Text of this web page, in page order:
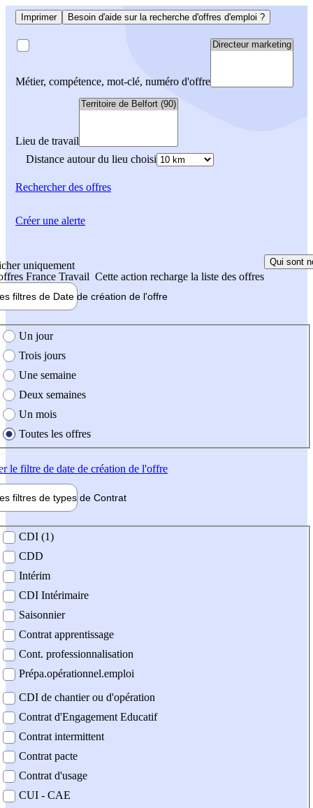
Imprimer Besoin d'aide sur la recherche d'offres d'emploi ?
Métier, compétence, mot-clé, numéro d'offre
Lieu de travail
Distance autour du lieu choisi
Rechercherdes offres
uniquement
France Travail Cette action recharge la liste des offres
Qui sont
filtres de Date de création de l'offre
création de l'offre
Un jour
Trois jours
Une semaine
Deux semaines
Un mois
Toutes les offres
le filtre de date de création de l'offre
filtres de types de Contrat
contrat
CDI (1)
CDD
Intérim
CDI Intérimaire
Saisonnier
Contrat apprentissage
Cont. professionnalisation
Prépa.opérationnel.emploi
CDI de chantier ou d'opération
Contrat d'Engagement Educatif
Contrat intermittent
Contrat pacte
Contrat d'usage
CUI - CAE
Créer une alerte